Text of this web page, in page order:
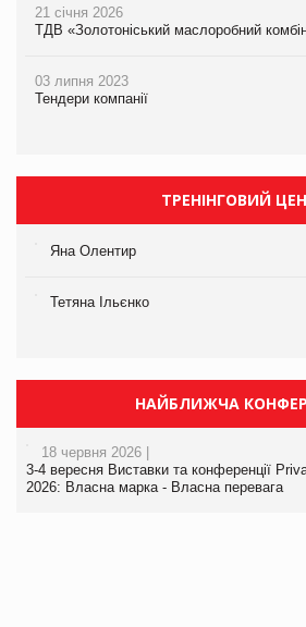
21 січня 2026
ТДВ «Золотоніський маслоробний
03 липня 2023
Тендери компанії
ТРЕНІНГОВИЙ
Яна Олентир
Тетяна Ільєнко
НАЙБЛИЖЧА
18 червня 2026 |
3-4 вересня Виставки та конференції
2026: Власна марка - Власна перевага